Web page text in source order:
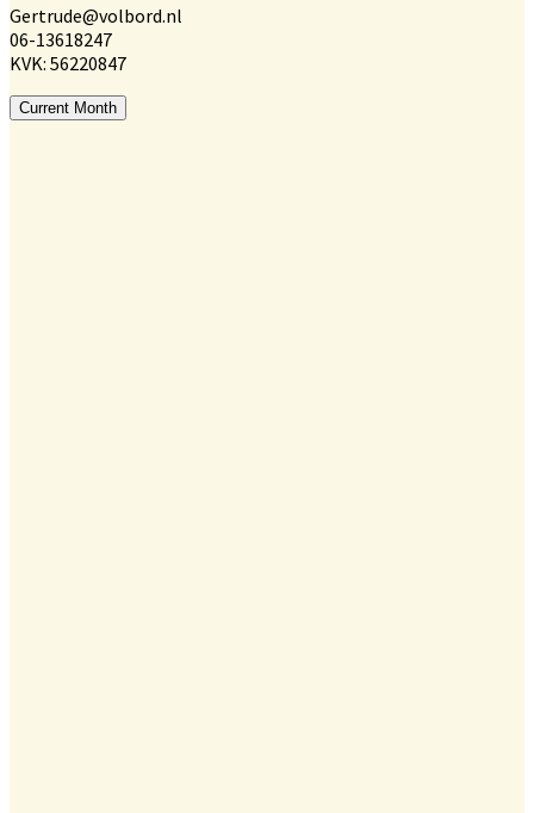
Gertrude@volbord.nl
06-13618247
KVK: 56220847
Current Month